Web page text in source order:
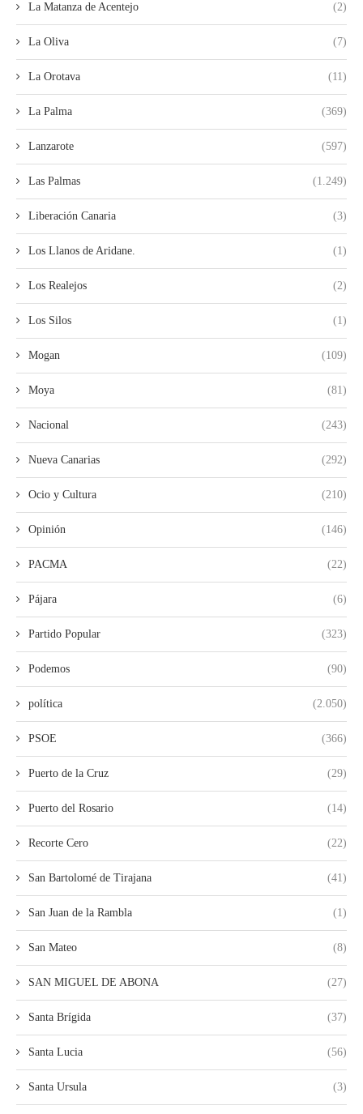
La Matanza de Acentejo (2)
La Oliva (7)
La Orotava (11)
La Palma (369)
Lanzarote (597)
Las Palmas (1.249)
Liberación Canaria (3)
Los Llanos de Aridane. (1)
Los Realejos (2)
Los Silos (1)
Mogan (109)
Moya (81)
Nacional (243)
Nueva Canarias (292)
Ocio y Cultura (210)
Opinión (146)
PACMA (22)
Pájara (6)
Partido Popular (323)
Podemos (90)
política (2.050)
PSOE (366)
Puerto de la Cruz (29)
Puerto del Rosario (14)
Recorte Cero (22)
San Bartolomé de Tirajana (41)
San Juan de la Rambla (1)
San Mateo (8)
SAN MIGUEL DE ABONA (27)
Santa Brígida (37)
Santa Lucia (56)
Santa Ursula (3)